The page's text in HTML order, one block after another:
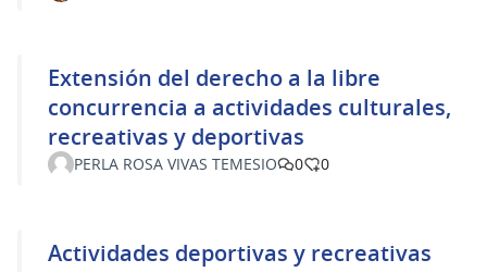
Extensión del derecho a la libre
concurrencia a actividades culturales,
recreativas y deportivas
PERLA ROSA VIVAS TEMESIO 0 0
Actividades deportivas y recreativas